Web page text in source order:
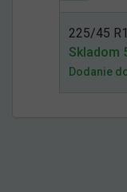
225/45
Skladom
Dodanie